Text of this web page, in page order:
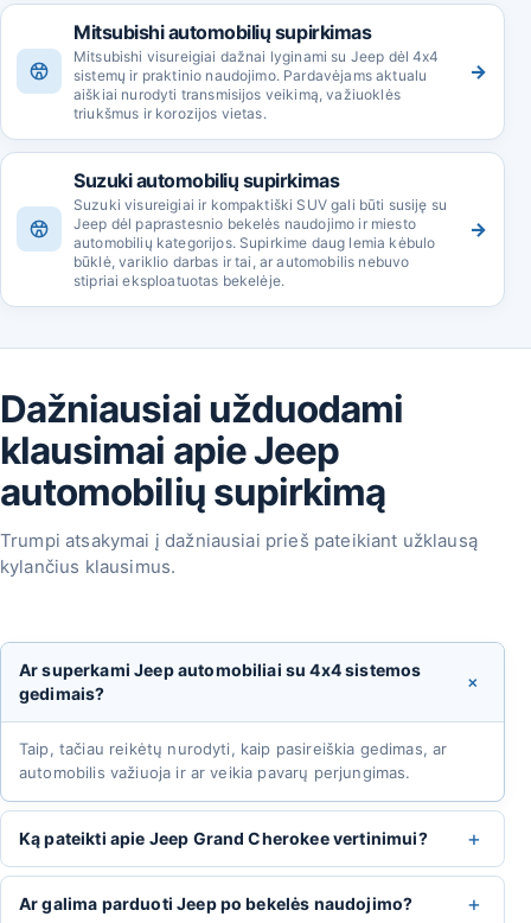
Mitsubishi automobilių supirkimas
Mitsubishi visureigiai dažnai lyginami su Jeep dėl 4x4
sistemų ir praktinio naudojimo. Pardavėjams aktualu
aiškiai nurodyti transmisijos veikimą, važiuoklės
triukšmus ir korozijos vietas.
→
Suzuki automobilių supirkimas
Suzuki visureigiai ir kompaktiški SUV gali būti susiję su
Jeep dėl paprastesnio bekelės naudojimo ir miesto
automobilių kategorijos. Supirkime daug lemia kėbulo
būklė, variklio darbas ir tai, ar automobilis nebuvo
stipriai eksploatuotas bekelėje.
→
Dažniausiai užduodami
klausimai apie Jeep
automobilių supirkimą
Trumpi atsakymai į dažniausiai prieš pateikiant užklausą
kylančius klausimus.
Ar superkami Jeep automobiliai su 4x4 sistemos
gedimais?
+
Taip, tačiau reikėtų nurodyti, kaip pasireiškia gedimas, ar
automobilis važiuoja ir ar veikia pavarų perjungimas.
Ką pateikti apie Jeep Grand Cherokee vertinimui? +
Ar galima parduoti Jeep po bekelės naudojimo? +